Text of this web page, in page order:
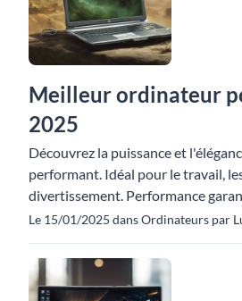
Meilleur ordinateur
2025
Découvrez la puissance et
performant. Idéal pour le travail,
divertissement. Performance
Le 15/01/2025 dans Ordinateurs par